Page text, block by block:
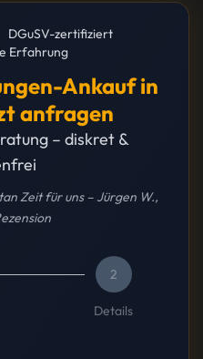
DGuSV-zertifiziert
Erfahrung
Ankauf in
anfragen
– diskret &
Zeit für uns – Jürgen W.,
2
Details